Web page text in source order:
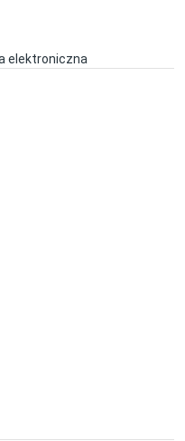
elektroniczna